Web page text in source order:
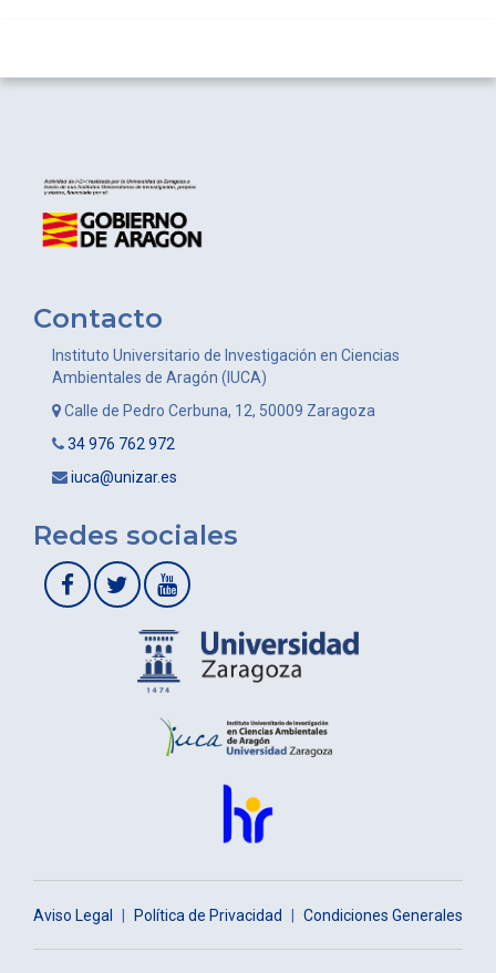
Contacto
Instituto Universitario de Investigación en Ciencias
Ambientales de Aragón (IUCA)
Calle de Pedro Cerbuna, 12, 50009 Zaragoza
34 976 762 972
iuca@unizar.es
Redes sociales
Aviso Legal Política de Privacidad Condiciones Generales